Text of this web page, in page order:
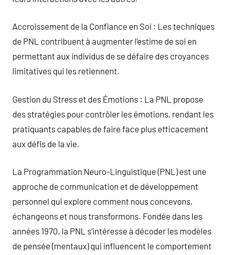
Accroissement de la Confiance en Soi : Les techniques
de PNL contribuent à augmenter l’estime de soi en
permettant aux individus de se défaire des croyances
limitatives qui les retiennent.
Gestion du Stress et des Émotions : La PNL propose
des stratégies pour contrôler les émotions, rendant les
pratiquants capables de faire face plus efficacement
aux défis de la vie.
La Programmation Neuro-Linguistique (PNL) est une
approche de communication et de développement
personnel qui explore comment nous concevons,
échangeons et nous transformons. Fondée dans les
années 1970, la PNL s’intéresse à décoder les modèles
de pensée (mentaux) qui influencent le comportement